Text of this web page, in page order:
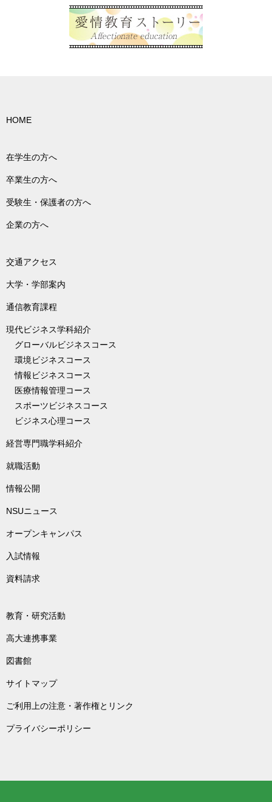
HOME
在学生の方へ
卒業生の方へ
受験生・保護者の方へ
企業の方へ
交通アクセス
大学・学部案内
通信教育課程
現代ビジネス学科紹介
グローバルビジネスコース
環境ビジネスコース
情報ビジネスコース
医療情報管理コース
スポーツビジネスコース
ビジネス心理コース
経営専門職学科紹介
就職活動
情報公開
NSUニュース
オープンキャンパス
入試情報
資料請求
教育・研究活動
高大連携事業
図書館
サイトマップ
ご利用上の注意・著作権とリンク
プライバシーポリシー